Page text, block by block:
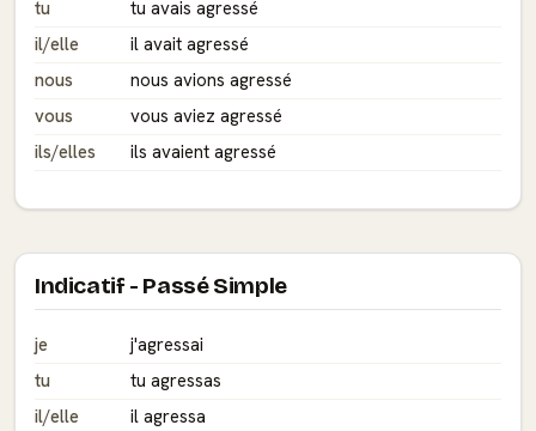
tu
tu avais agressé
il/elle
il avait agressé
nous
nous avions agressé
vous
vous aviez agressé
ils/elles
ils avaient agressé
Indicatif - Passé Simple
je
j'agressai
tu
tu agressas
il/elle
il agressa